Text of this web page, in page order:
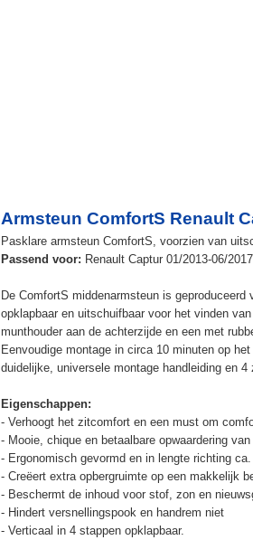
Armsteun ComfortS Renault
Pasklare armsteun ComfortS, voorzien van
Passend voor: Renault Captur 01/2013-06/2017
De ComfortS middenarmsteun is geproduceerd
opklapbaar en uitschuifbaar voor het vinden
munthouder aan de achterzijde en een met
Eenvoudige montage in circa 10 minuten op
duidelijke, universele montage handleiding en 4
Eigenschappen:
- Verhoogt het zitcomfort en een must om
- Mooie, chique en betaalbare opwaardering van
- Ergonomisch gevormd en in lengte richting
- Creëert extra opbergruimte op een makkelijk
- Beschermt de inhoud voor stof, zon en
- Hindert versnellingspook en handrem niet
- Verticaal in 4 stappen opklapbaar.